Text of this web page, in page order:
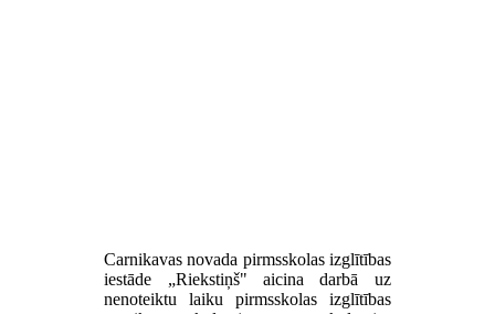
Carnikavas novada pirmsskolas izglītības
iestāde „Riekstiņš" aicina darbā uz
nenoteiktu laiku pirmsskolas izglītības